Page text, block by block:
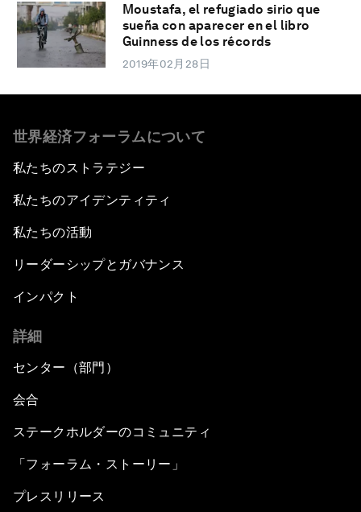
Moustafa, el refugiado sirio que
sueña con aparecer en el libro
Guinness de los récords
2019年02月28日
世界経済フォーラムについて
私たちのストラテジー
私たちのアイデンティティ
私たちの活動
リーダーシップとガバナンス
インパクト
詳細
センター（部門）
会合
ステークホルダーのコミュニティ
「フォーラム・ストーリー」
プレスリリース